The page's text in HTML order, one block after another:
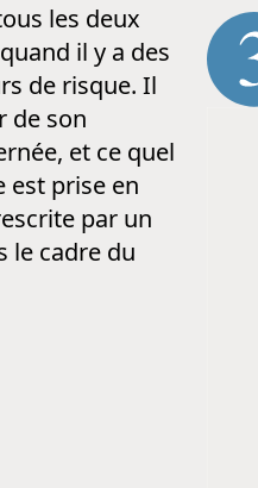
les deux
il y a des
de risque. Il
de son
et ce quel
est prise en
par un
le cadre du